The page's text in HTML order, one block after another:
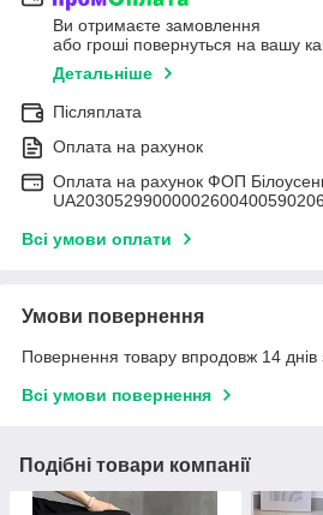
Ви отримаєте замовлення
або гроші повернуться на вашу
Детальніше
Післяплата
Оплата на рахунок
Оплата на рахунок ФОП
Всі умови оплати
Умови повернення
Повернення товару впродовж 14 днів
Всі умови повернення
Подібні товари компанії